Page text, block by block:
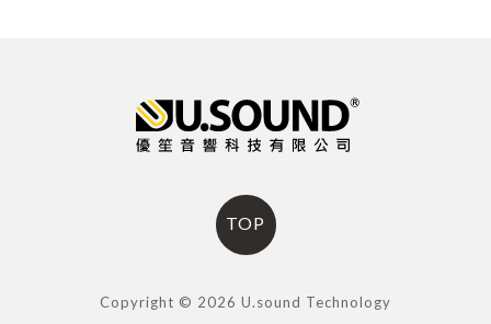
TOP
Copyright © 2026 U.sound Technology